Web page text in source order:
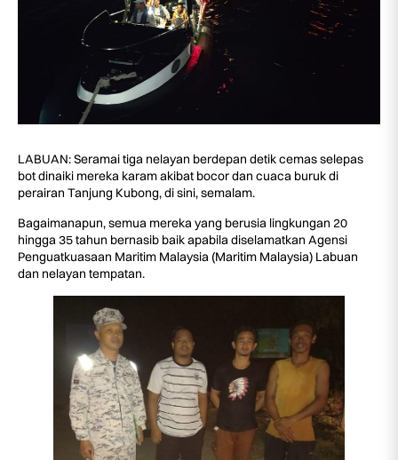
LABUAN: Seramai tiga nelayan berdepan detik cemas selepas
bot dinaiki mereka karam akibat bocor dan cuaca buruk di
perairan Tanjung Kubong, di sini, semalam.
Bagaimanapun, semua mereka yang berusia lingkungan 20
hingga 35 tahun bernasib baik apabila diselamatkan Agensi
Penguatkuasaan Maritim Malaysia (Maritim Malaysia) Labuan
dan nelayan tempatan.